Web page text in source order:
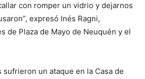
con romper un vidrio y dejarnos
expresó Inés Ragni,
de Plaza de Mayo de Neuquén y el
sufrieron un ataque en la Casa de